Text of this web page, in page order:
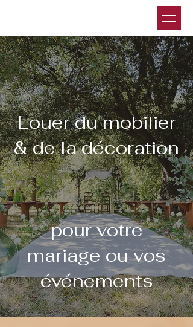
Louer du mobilier
& de la décoration
pour votre
mariage ou vos
événements